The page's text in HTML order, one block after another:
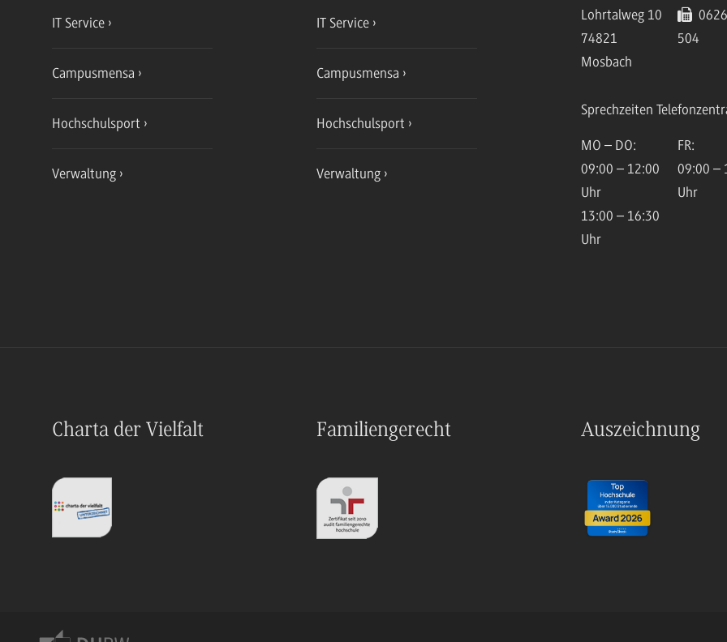
IT Service
Campusmensa
Hochschulsport
Verwaltung
IT Service
Campusmensa
Hochschulsport
Verwaltung
Lohrtalweg 10
74821
Mosbach
504
Sprechzeiten
MO – DO:
09:00 – 12:00
Uhr
13:00 – 16:30
Uhr
FR:
09:00 –
Uhr
Charta der Vielfalt Familiengerecht Auszeichnung